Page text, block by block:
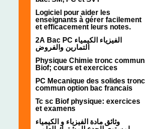
Logiciel pour aider les
enseignants à gérer facilement
et efficacement leurs notes.
2A Bac PC الفيزياء الكيمياء
التمارين والفروض
Physique Chimie tronc commun
Biof; cours et exercices
PC Mecanique des solides tronc
commun option bac francais
Tc sc Biof physique: exercices
et examens
وثائق مادة الفيزياء و الكيمياء